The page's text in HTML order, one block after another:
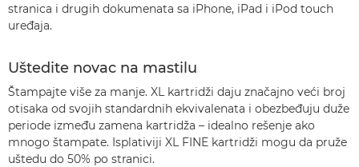
stranica i drugih dokumenata sa iPhone, iPad i iPod touch
uređaja.
Uštedite novac na mastilu
Štampajte više za manje. XL kartridži daju značajno veći broj
otisaka od svojih standardnih ekvivalenata i obezbeđuju duže
periode između zamena kartridža – idealno rešenje ako
mnogo štampate. Isplativiji XL FINE kartridži mogu da pruže
uštedu do 50% po stranici.